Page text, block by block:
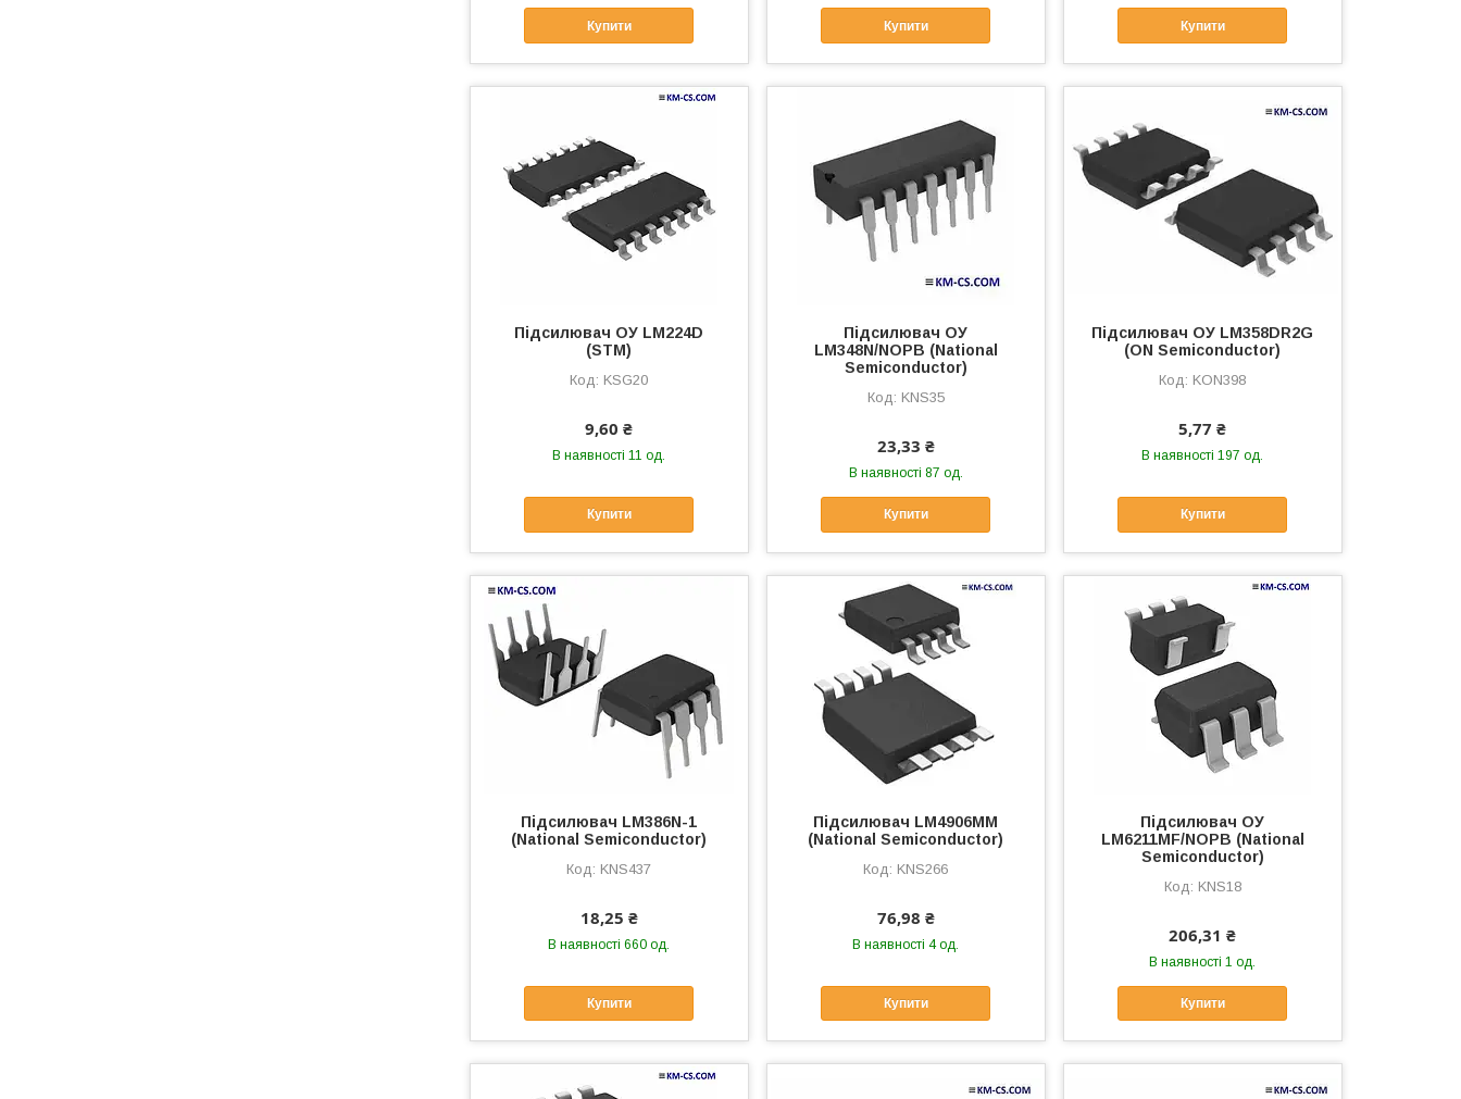
Купити Купити Купити
Підсилювач ОУ LM224D
(STM)
KSG20
9,60 ₴
В наявності 11 од.
Купити
Підсилювач ОУ
LM348N/NOPB (National
Semiconductor)
KNS35
23,33 ₴
В наявності 87 од.
Купити
Підсилювач ОУ LM358DR2G
(ON Semiconductor)
KON398
5,77 ₴
В наявності 197 од.
Купити
Підсилювач LM386N-1
(National Semiconductor)
KNS437
18,25 ₴
В наявності 660 од.
Купити
Підсилювач LM4906MM
(National Semiconductor)
KNS266
76,98 ₴
В наявності 4 од.
Купити
Підсилювач ОУ
LM6211MF/NOPB (National
Semiconductor)
KNS18
206,31 ₴
В наявності 1 од.
Купити